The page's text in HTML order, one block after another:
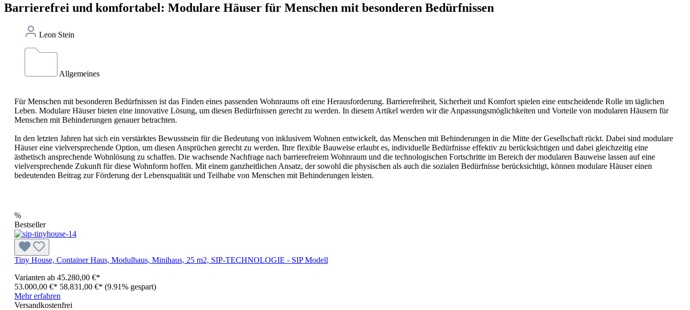
Barrierefrei und komfortabel: Modulare Häuser für Menschen mit besonderen Bedürfnissen
Leon Stein
Allgemeines
Für Menschen mit besonderen Bedürfnissen ist das Finden eines passenden Wohnraums oft eine Herausforderung. Barrierefreiheit, Sicherheit und Komfort spielen eine entscheidende Rolle im täglichen
Leben. Modulare Häuser bieten eine innovative Lösung, um diesen Bedürfnissen gerecht zu werden. In diesem Artikel werden wir die Anpassungsmöglichkeiten und Vorteile von modularen Häusern für
Menschen mit Behinderungen genauer betrachten.
In den letzten Jahren hat sich ein verstärktes Bewusstsein für die Bedeutung von inklusivem Wohnen entwickelt, das Menschen mit Behinderungen in die Mitte der Gesellschaft rückt. Dabei sind modulare
Häuser eine vielversprechende Option, um diesen Ansprüchen gerecht zu werden. Ihre flexible Bauweise erlaubt es, individuelle Bedürfnisse effektiv zu berücksichtigen und dabei gleichzeitig eine
ästhetisch ansprechende Wohnlösung zu schaffen. Die wachsende Nachfrage nach barrierefreiem Wohnraum und die technologischen Fortschritte im Bereich der modularen Bauweise lassen auf eine
vielversprechende Zukunft für diese Wohnform hoffen. Mit einem ganzheitlichen Ansatz, der sowohl die physischen als auch die sozialen Bedürfnisse berücksichtigt, können modulare Häuser einen
bedeutenden Beitrag zur Förderung der Lebensqualität und Teilhabe von Menschen mit Behinderungen leisten.
%
Bestseller
Tiny House, Container Haus, Modulhaus, Minihaus, 25 m2, SIP-TECHNOLOGIE - SIP Modell
Varianten ab 45.280,00 €*
53.000,00 €* 58.831,00 €* (9.91% gespart)
Mehr erfahren
Versandkostenfrei